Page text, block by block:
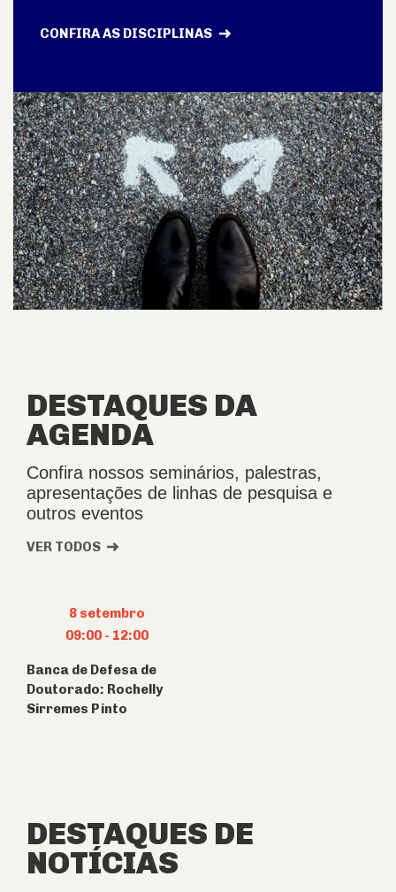
CONFIRA AS DISCIPLINAS
DESTAQUES DA
AGENDA
Confira nossos seminários, palestras,
apresentações de linhas de pesquisa e
outros eventos
VER TODOS
8 setembro
09:00- 12:00
Banca de Defesa de
Doutorado: Rochelly
Sirremes Pinto
DESTAQUES DE
NOTÍCIAS